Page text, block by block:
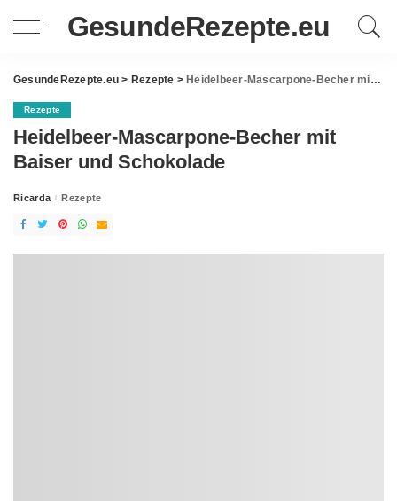
GesundeRezepte.eu
GesundeRezepte.eu > Rezepte > Heidelbeer-Mascarpone-Becher mit Baiser und Schokolade
Rezepte
Heidelbeer-Mascarpone-Becher mit
Baiser und Schokolade
Posted
Ricarda Rezepte